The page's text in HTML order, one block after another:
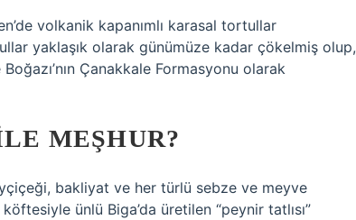
volkanik kapanımlı karasal tortullar
yaklaşık olarak günümüze kadar çökelmiş olup,
Çanakkale Formasyonu olarak
MEŞHUR?
bakliyat ve her türlü sebze ve meyve
ünlü Biga’da üretilen “peynir tatlısı”